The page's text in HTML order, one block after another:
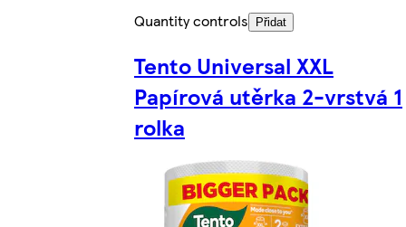
Quantity controls Přidat
Tento Universal XXL
Papírová utěrka 2-vrstvá 1
rolka